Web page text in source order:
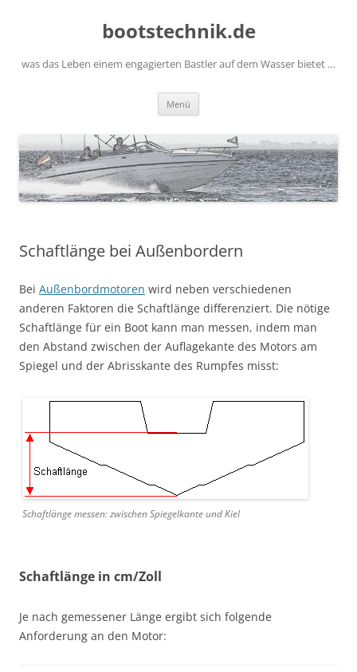
bootstechnik.de
was das Leben einem engagierten Bastler auf dem Wasser bietet …
Menü
Schaftlänge bei Außenbordern
Bei Außenbordmotoren wird neben verschiedenen
anderen Faktoren die Schaftlänge differenziert. Die nötige
Schaftlänge für ein Boot kann man messen, indem man
den Abstand zwischen der Auflagekante des Motors am
Spiegel und der Abrisskante des Rumpfes misst:
Schaftlänge messen: zwischen Spiegelkante und Kiel
Schaftlänge in cm/Zoll
Je nach gemessener Länge ergibt sich folgende
Anforderung an den Motor: